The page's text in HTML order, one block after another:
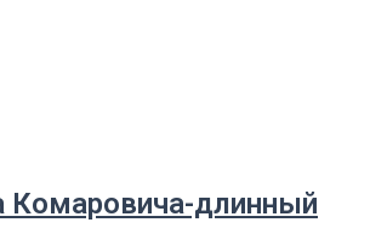
Комаровича-длинный